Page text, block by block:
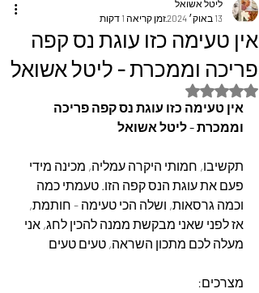
אין טעימה כזו עוגת נס קפה
פריכה וממכרת - ליטל אשואל
ליטל אשואל
13 באוק׳ 2024
זמן קריאה 1 דקות
דירוג של NaN מתוך 5 כוכבים
אין טעימה כזו עוגת נס קפה פריכה
וממכרת - ליטל אשואל
תקשיבו, חמותי היקרה עמליה, מכינה מידי
פעם את עוגת הנס קפה הזו. טעמתי כמה
וכמה גרסאות, ושלה הכי טעימה - חותמת,
אז לפני שאני מבקשת ממנה להכין לחג, אני
מעלה לכם מתכון השראה, טעים טעים
מצרכים: